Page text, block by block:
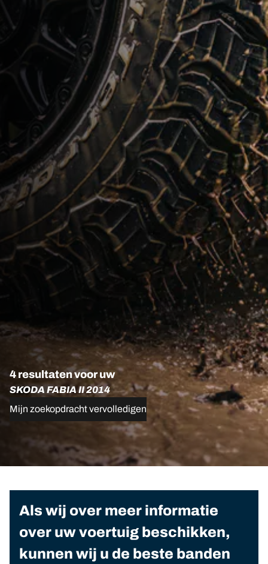
4 resultaten voor uw
SKODA FABIA II 2014
Mijn zoekopdracht vervolledigen
Als wij over meer informatie
over uw voertuig beschikken,
kunnen wij u de beste banden